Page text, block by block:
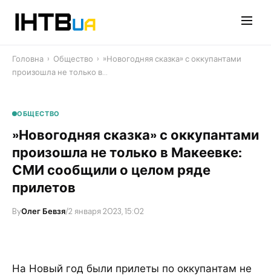
Головна › Общество › ​»Новогодняя сказка» с оккупантами
произошла не только в…
ОБЩЕСТВО
​»Новогодняя сказка» с оккупантами
произошла не только в Макеевке:
СМИ сообщили о целом ряде
прилетов
ByОлег Бевзя/2 января 2023, 15:02
На Новый год были прилеты по оккупантам не